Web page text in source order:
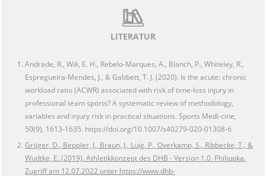
LITERATUR
Andrade, R., Wik, E. H., Rebelo-Marques, A., Blanch, P., Whiteley, R.,
Espregueira-Mendes, J., & Gabbett, T. J. (2020). Is the acute: chronic
workload ratio (ACWR) associated with risk of time-loss injury in
professional team sports? A systematic review of methodology,
variables and injury risk in practical situations. Sports Medi-cine,
50(9), 1613-1635. https://doi.org/10.1007/s40279-020-01308-6
Gröger, D., Beppler, J., Braun, J., Luig, P., Overkamp, S., Ribbecke, T., &
Wudtke, E. (2019). Athletikkonzept des DHB - Version 1.0. Philippka.
Zugriff am 12.07.2022 unter https://www.dhb-